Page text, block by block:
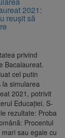
2021:
reuşit să
privind
Bacalaureat.
cel putin
la simularea
2021, potrivit
Educației. S-
rezultate: Proba
Procentul
sau egale cu